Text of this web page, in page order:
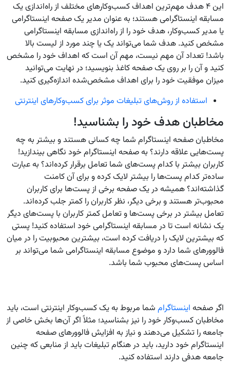
این ۴ هدف مهم‌ترین اهداف کسب‌وکارهای مختلف از راه‌اندازی یک
مسابقه اینستاگرامی هستند؛ به عنوان مدیر یک صفحه اینستاگرامی
یا مدیر کسب‌وکار، هدف خود را از راه‌اندازی مسابقه اینستاگرامی
مشخص کنید. هدف شما می‌تواند یک یا چند مورد از لیست بالا
باشد! تعداد آن مهم نیست، مهم آن است که اهداف خود را مشخص
کنید و آن را بر روی یک صفحه کاغذ بنویسید؛ در نهایت می‌توانید
میزان موفقیت خود را برای اهداف مشخص‌شده اندازه‌گیری کنید.
استفاده از روش‌های تبلیغات موثر برای کسب‌وکارهای اینترنتی
مخاطبان هدف خود را بشناسید!
مخاطبان صفحه اینستاگرام شما چه کسانی هستند و بیشتر به چه
پست‌هایی علاقه دارند؟ به صفحه اینستاگرام خود نگاهی بیندازید!
کاربران بیشتر با کدام پست‌های شما تعامل برقرار کرده‌اند؟ به عبارت
ساده‌تر کدام پست‌ها را بیشتر لایک کرده و برای آن کامنت
گذاشته‌اند؟ همیشه در یک صفحه برخی از پست‌ها برای کاربران
محبوب‌تر هستند و برخی دیگر، نظر کاربران را کمتر جلب کرده‌اند.
تعامل بیشتر در برخی پست‌ها و تعامل کمتر کاربران با پست‌های دیگر
یک نشانه است تا در مسابقه اینستاگرامی خود استفاده کنید! پستی
که بیشترین لایک را دریافت کرده است، بیشترین محبوبیت را در میان
فالوورهای شما دارد و موضوع مسابقه اینستاگرامی شما می‌تواند بر
اساس پست‌های محبوب شما باشد.
اگر صفحه اینستاگرام شما مربوط به یک کسب‌وکار اینترنتی است، باید
مخاطبان کسب‌وکار خود را نیز بشناسید؛ مثلاً اگر آن‌ها بخش خاصی از
جامعه را تشکیل می‌دهند و نیاز به افزایش فالوورهای صفحه
اینستاگرام خود دارید، باید در هنگام تبلیغات باید از منابعی که چنین
جامعه هدفی دارند استفاده کنید.